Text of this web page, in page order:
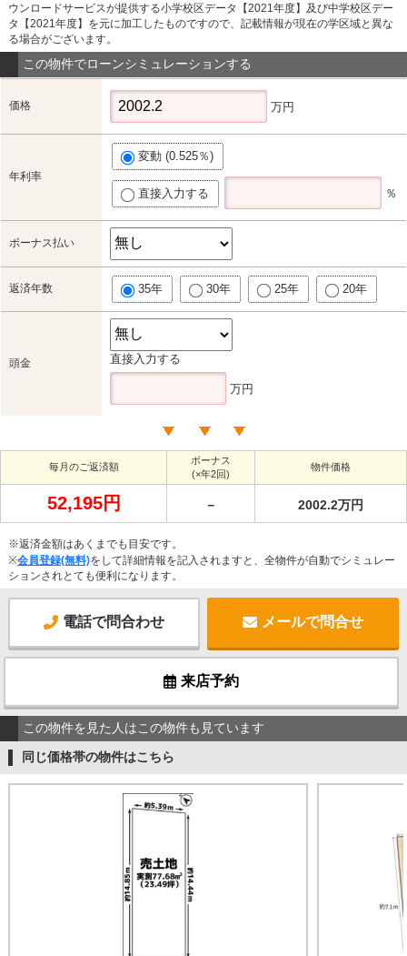
ウンロードサービスが提供する小学校区データ【2021年度】及び中学校区デー
タ【2021年度】を元に加工したものですので、記載情報が現在の学区域と異な
る場合がございます。
この物件でローンシミュレーションする
価格 万円
年利率
変動 (0.525％)
直接入力する ％
ボーナス払い
返済年数 35年 30年 25年 20年
頭金 直接入力する
万円
毎月のご返済額
ボーナス
(×年2回)
物件価格
52,195円 － 2002.2万円
※返済金額はあくまでも目安です。
※会員登録(無料)をして詳細情報を記入されますと、全物件が自動でシミュレー
ションされとても便利になります。
電話で問合わせ メールで問合せ
来店予約
この物件を見た人はこの物件も見ています
同じ価格帯の物件はこちら